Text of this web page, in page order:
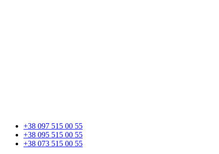
+38 097 515 00 55
+38 095 515 00 55
+38 073 515 00 55